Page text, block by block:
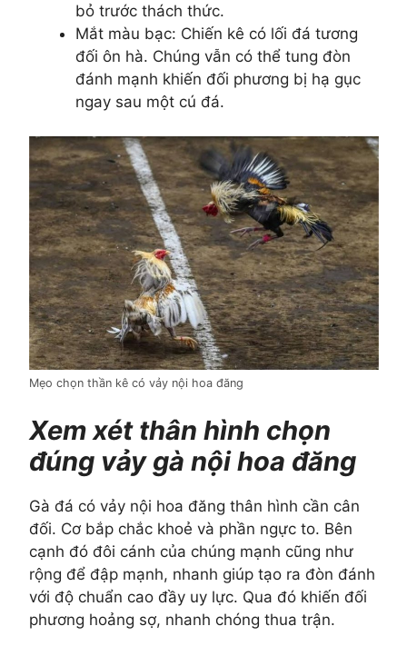
bỏ trước thách thức.
Mắt màu bạc: Chiến kê có lối đá tương
đối ôn hà. Chúng vẫn có thể tung đòn
đánh mạnh khiến đối phương bị hạ gục
ngay sau một cú đá.
Mẹo chọn thần kê có vảy nội hoa đăng
Xem xét thân hình chọn
đúng vảy gà nội hoa đăng
Gà đá có vảy nội hoa đăng thân hình cần cân
đối. Cơ bắp chắc khoẻ và phần ngực to. Bên
cạnh đó đôi cánh của chúng mạnh cũng như
rộng để đập mạnh, nhanh giúp tạo ra đòn đánh
với độ chuẩn cao đầy uy lực. Qua đó khiến đối
phương hoảng sợ, nhanh chóng thua trận.